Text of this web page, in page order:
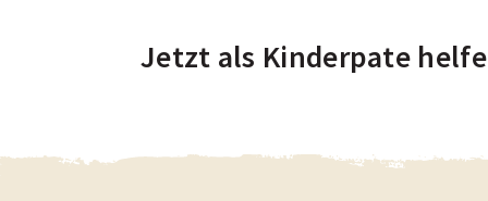
Jetzt als Kinderpate